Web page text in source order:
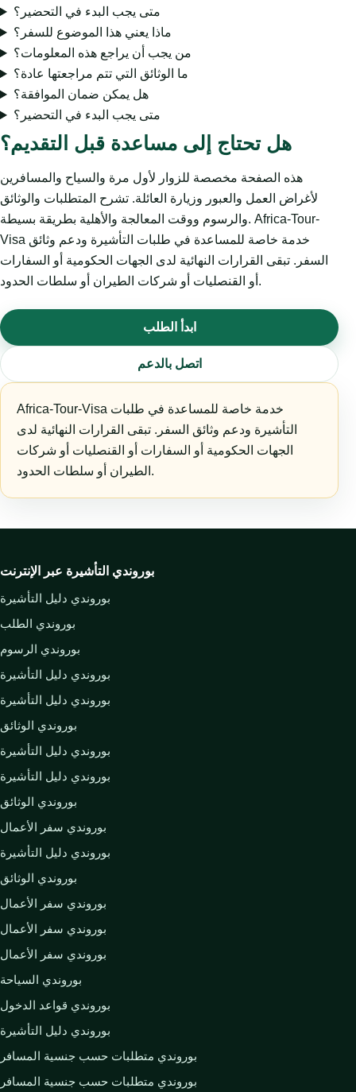
متى يجب البدء في التحضير؟
ماذا يعني هذا الموضوع للسفر؟
من يجب أن يراجع هذه المعلومات؟
ما الوثائق التي تتم مراجعتها عادة؟
هل يمكن ضمان الموافقة؟
متى يجب البدء في التحضير؟
هل تحتاج إلى مساعدة قبل التقديم؟
هذه الصفحة مخصصة للزوار لأول مرة والسياح والمسافرين
لأغراض العمل والعبور وزيارة العائلة. تشرح المتطلبات والوثائق
والرسوم ووقت المعالجة والأهلية بطريقة بسيطة. Africa-Tour-
Visa خدمة خاصة للمساعدة في طلبات التأشيرة ودعم وثائق
السفر. تبقى القرارات النهائية لدى الجهات الحكومية أو السفارات
أو القنصليات أو شركات الطيران أو سلطات الحدود.
ابدأ الطلب
اتصل بالدعم
Africa-Tour-Visa خدمة خاصة للمساعدة في طلبات
التأشيرة ودعم وثائق السفر. تبقى القرارات النهائية لدى
الجهات الحكومية أو السفارات أو القنصليات أو شركات
الطيران أو سلطات الحدود.
بوروندي التأشيرة عبر الإنترنت
بوروندي دليل التأشيرة
بوروندي الطلب
بوروندي الرسوم
بوروندي دليل التأشيرة
بوروندي دليل التأشيرة
بوروندي الوثائق
بوروندي دليل التأشيرة
بوروندي دليل التأشيرة
بوروندي الوثائق
بوروندي سفر الأعمال
بوروندي دليل التأشيرة
بوروندي الوثائق
بوروندي سفر الأعمال
بوروندي سفر الأعمال
بوروندي سفر الأعمال
بوروندي السياحة
بوروندي قواعد الدخول
بوروندي دليل التأشيرة
بوروندي متطلبات حسب جنسية المسافر
بوروندي متطلبات حسب جنسية المسافر